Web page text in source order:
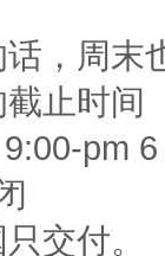
，周末
止时间
pm
交付。